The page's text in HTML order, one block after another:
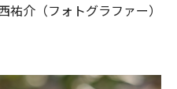
祐介（フォトグラファー）